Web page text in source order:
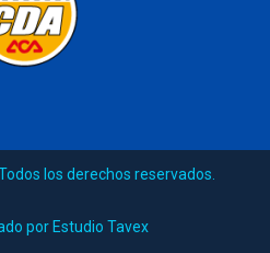
los derechos reservados.
por Estudio Tavex